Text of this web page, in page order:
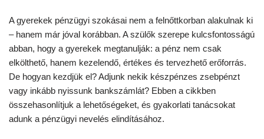
A gyerekek pénzügyi szokásai nem a felnőttkorban alakulnak ki
– hanem már jóval korábban. A szülők szerepe kulcsfontosságú
abban, hogy a gyerekek megtanulják: a pénz nem csak
elkölthető, hanem kezelendő, értékes és tervezhető erőforrás.
De hogyan kezdjük el? Adjunk nekik készpénzes zsebpénzt
vagy inkább nyissunk bankszámlát? Ebben a cikkben
összehasonlítjuk a lehetőségeket, és gyakorlati tanácsokat
adunk a pénzügyi nevelés elindításához.